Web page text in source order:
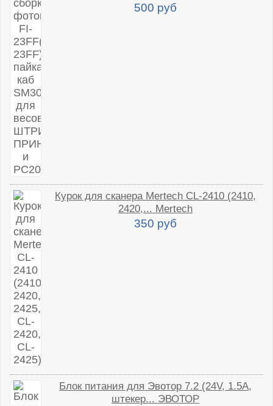
500 руб
Курок для сканера Mertech CL-2410 (2410,
2420,... Mertech
350 руб
Блок питания для Эвотор 7.2 (24V, 1.5A,
штекер... ЭВОТОР